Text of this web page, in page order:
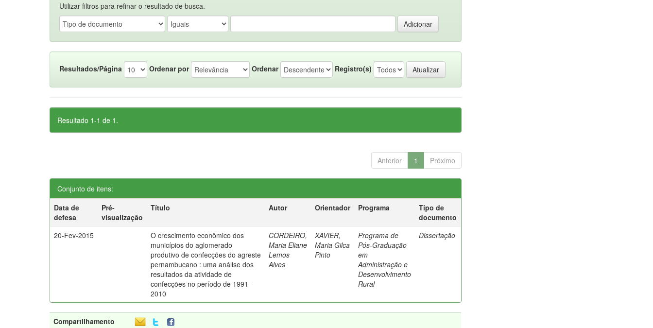
Utilizar filtros para refinar o resultado de busca.
Resultados/Página Ordenar por Ordenar Registro(s)
Resultado 1-1 de 1.
Anterior 1 Próximo
Conjunto de itens:
Data de
defesa
Pré-
visualização
Título Autor Orientador Programa
Tipo de
documento
20-Fev-2015
O crescimento econômico dos
municípios do aglomerado
produtivo de confecções do agreste
pernambucano : uma análise dos
resultados da atividade de
confecções no período de 1991-
2010
CORDEIRO,
Maria Eliane
Lemos
Alves
XAVIER,
Maria Gilca
Pinto
Programa de
Pós-Graduação
em
Administração e
Desenvolvimento
Rural
Dissertação
Compartilhamento